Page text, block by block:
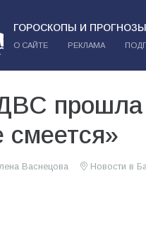
ГОРОСКОПЫ И ПРОГНОЗЫ
О САЙТЕ РЕКЛАМА
прошла
смеется»
Васнецова Новости в